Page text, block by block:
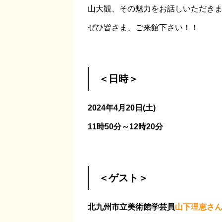
山大観、その魅力をお話しいただきま
ぜひ皆さま、ご来館下さい！！
＜日時＞
2024年4月20日(土)
11時50分～12時20分
＜ゲスト＞
北九州市立美術館学芸員山下理恵さん